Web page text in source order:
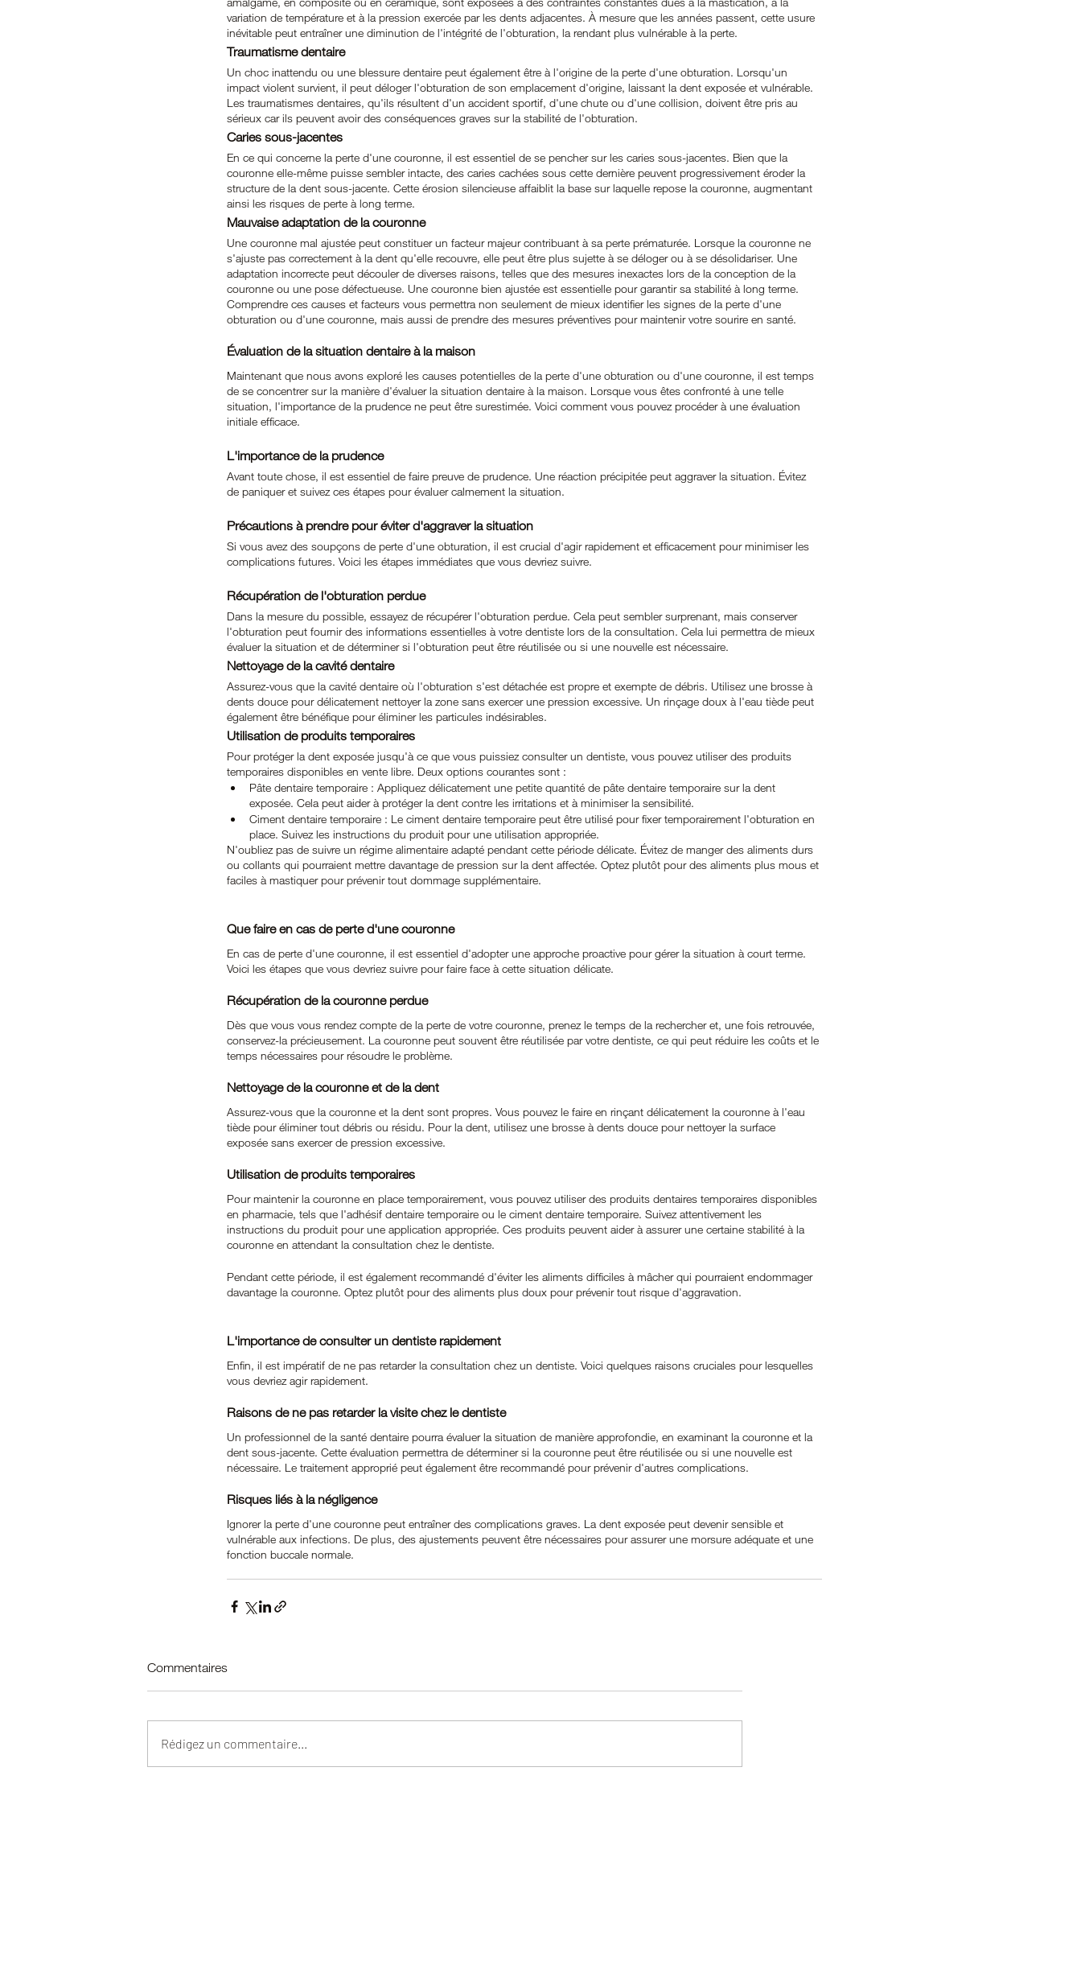
variation de température et à la pression exercée par les dents adjacentes. À mesure que les années passent, cette usure
inévitable peut entraîner une diminution de l'intégrité de l'obturation, la rendant plus vulnérable à la perte.
Traumatisme dentaire
Un choc inattendu ou une blessure dentaire peut également être à l'origine de la perte d'une obturation. Lorsqu'un
impact violent survient, il peut déloger l'obturation de son emplacement d'origine, laissant la dent exposée et vulnérable.
Les traumatismes dentaires, qu'ils résultent d'un accident sportif, d'une chute ou d'une collision, doivent être pris au
sérieux car ils peuvent avoir des conséquences graves sur la stabilité de l'obturation.
Caries sous-jacentes
En ce qui concerne la perte d'une couronne, il est essentiel de se pencher sur les caries sous-jacentes. Bien que la
couronne elle-même puisse sembler intacte, des caries cachées sous cette dernière peuvent progressivement éroder la
structure de la dent sous-jacente. Cette érosion silencieuse affaiblit la base sur laquelle repose la couronne, augmentant
ainsi les risques de perte à long terme.
Mauvaise adaptation de la couronne
Une couronne mal ajustée peut constituer un facteur majeur contribuant à sa perte prématurée. Lorsque la couronne ne
s'ajuste pas correctement à la dent qu'elle recouvre, elle peut être plus sujette à se déloger ou à se désolidariser. Une
adaptation incorrecte peut découler de diverses raisons, telles que des mesures inexactes lors de la conception de la
couronne ou une pose défectueuse. Une couronne bien ajustée est essentielle pour garantir sa stabilité à long terme.
Comprendre ces causes et facteurs vous permettra non seulement de mieux identifier les signes de la perte d'une
obturation ou d'une couronne, mais aussi de prendre des mesures préventives pour maintenir votre sourire en santé.
Évaluation de la situation dentaire à la maison
Maintenant que nous avons exploré les causes potentielles de la perte d'une obturation ou d'une couronne, il est temps
de se concentrer sur la manière d'évaluer la situation dentaire à la maison. Lorsque vous êtes confronté à une telle
situation, l'importance de la prudence ne peut être surestimée. Voici comment vous pouvez procéder à une évaluation
initiale efficace.
L'importance de la prudence
Avant toute chose, il est essentiel de faire preuve de prudence. Une réaction précipitée peut aggraver la situation. Évitez
de paniquer et suivez ces étapes pour évaluer calmement la situation.
Précautions à prendre pour éviter d'aggraver la situation
Si vous avez des soupçons de perte d'une obturation, il est crucial d'agir rapidement et efficacement pour minimiser les
complications futures. Voici les étapes immédiates que vous devriez suivre.
Récupération de l'obturation perdue
Dans la mesure du possible, essayez de récupérer l'obturation perdue. Cela peut sembler surprenant, mais conserver
l'obturation peut fournir des informations essentielles à votre dentiste lors de la consultation. Cela lui permettra de mieux
évaluer la situation et de déterminer si l'obturation peut être réutilisée ou si une nouvelle est nécessaire.
Nettoyage de la cavité dentaire
Assurez-vous que la cavité dentaire où l'obturation s'est détachée est propre et exempte de débris. Utilisez une brosse à
dents douce pour délicatement nettoyer la zone sans exercer une pression excessive. Un rinçage doux à l'eau tiède peut
également être bénéfique pour éliminer les particules indésirables.
Utilisation de produits temporaires
Pour protéger la dent exposée jusqu'à ce que vous puissiez consulter un dentiste, vous pouvez utiliser des produits
temporaires disponibles en vente libre. Deux options courantes sont :
Pâte dentaire temporaire : Appliquez délicatement une petite quantité de pâte dentaire temporaire sur la dent
exposée. Cela peut aider à protéger la dent contre les irritations et à minimiser la sensibilité.
Ciment dentaire temporaire : Le ciment dentaire temporaire peut être utilisé pour fixer temporairement l'obturation en
place. Suivez les instructions du produit pour une utilisation appropriée.
N'oubliez pas de suivre un régime alimentaire adapté pendant cette période délicate. Évitez de manger des aliments durs
ou collants qui pourraient mettre davantage de pression sur la dent affectée. Optez plutôt pour des aliments plus mous et
faciles à mastiquer pour prévenir tout dommage supplémentaire.
Que faire en cas de perte d'une couronne
En cas de perte d'une couronne, il est essentiel d'adopter une approche proactive pour gérer la situation à court terme.
Voici les étapes que vous devriez suivre pour faire face à cette situation délicate.
Récupération de la couronne perdue
Dès que vous vous rendez compte de la perte de votre couronne, prenez le temps de la rechercher et, une fois retrouvée,
conservez-la précieusement. La couronne peut souvent être réutilisée par votre dentiste, ce qui peut réduire les coûts et le
temps nécessaires pour résoudre le problème.
Nettoyage de la couronne et de la dent
Assurez-vous que la couronne et la dent sont propres. Vous pouvez le faire en rinçant délicatement la couronne à l'eau
tiède pour éliminer tout débris ou résidu. Pour la dent, utilisez une brosse à dents douce pour nettoyer la surface
exposée sans exercer de pression excessive.
Utilisation de produits temporaires
Pour maintenir la couronne en place temporairement, vous pouvez utiliser des produits dentaires temporaires disponibles
en pharmacie, tels que l'adhésif dentaire temporaire ou le ciment dentaire temporaire. Suivez attentivement les
instructions du produit pour une application appropriée. Ces produits peuvent aider à assurer une certaine stabilité à la
couronne en attendant la consultation chez le dentiste.
Pendant cette période, il est également recommandé d'éviter les aliments difficiles à mâcher qui pourraient endommager
davantage la couronne. Optez plutôt pour des aliments plus doux pour prévenir tout risque d'aggravation.
L'importance de consulter un dentiste rapidement
Enfin, il est impératif de ne pas retarder la consultation chez un dentiste. Voici quelques raisons cruciales pour lesquelles
vous devriez agir rapidement.
Raisons de ne pas retarder la visite chez le dentiste
Un professionnel de la santé dentaire pourra évaluer la situation de manière approfondie, en examinant la couronne et la
dent sous-jacente. Cette évaluation permettra de déterminer si la couronne peut être réutilisée ou si une nouvelle est
nécessaire. Le traitement approprié peut également être recommandé pour prévenir d'autres complications.
Risques liés à la négligence
Ignorer la perte d'une couronne peut entraîner des complications graves. La dent exposée peut devenir sensible et
vulnérable aux infections. De plus, des ajustements peuvent être nécessaires pour assurer une morsure adéquate et une
fonction buccale normale.
Commentaires
Rédigez un commentaire...